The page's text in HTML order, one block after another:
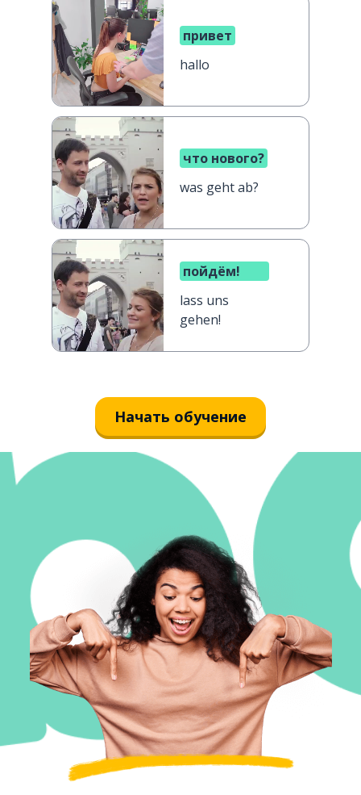
привет
hallo
что нового?
was geht ab?
пойдём!
lass uns
gehen!
Начать обучение